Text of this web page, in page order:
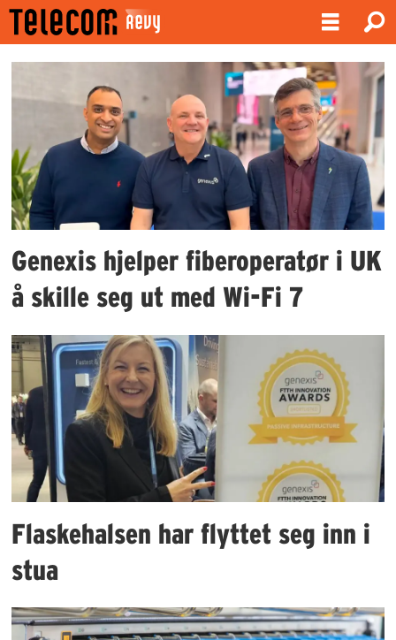
Emne:
genexis
Genexis hjelper fiberoperatør i UK
å skille seg ut med Wi-Fi 7
Flaskehalsen har flyttet seg inn i
stua